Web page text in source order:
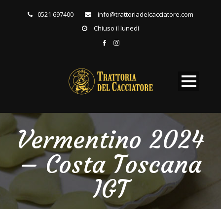
0521 697400
info@trattoriadelcacciatore.com
Chiuso il lunedì
Vermentino 2024
– Costa Toscana
IGT